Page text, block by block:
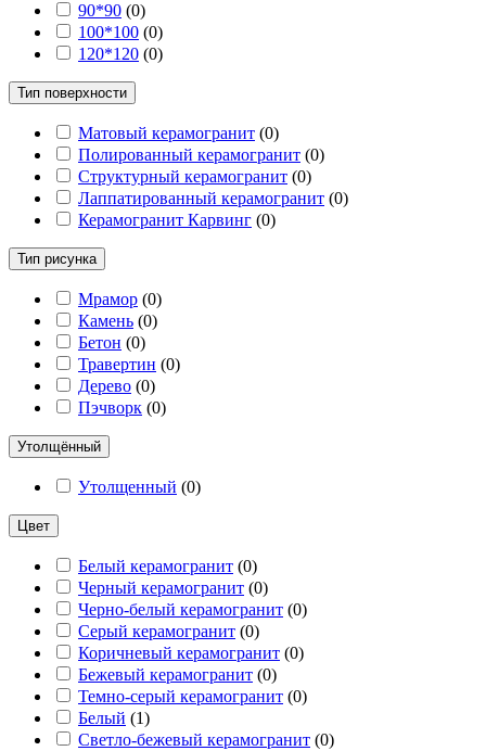
90*90 (0)
100*100 (0)
120*120 (0)
Тип поверхности
Матовый керамогранит (0)
Полированный керамогранит (0)
Структурный керамогранит (0)
Лаппатированный керамогранит (0)
Керамогранит Карвинг (0)
Тип рисунка
Мрамор (0)
Камень (0)
Бетон (0)
Травертин (0)
Дерево (0)
Пэчворк (0)
Утолщённый
Утолщенный (0)
Цвет
Белый керамогранит (0)
Черный керамогранит (0)
Черно-белый керамогранит (0)
Серый керамогранит (0)
Коричневый керамогранит (0)
Бежевый керамогранит (0)
Темно-серый керамогранит (0)
Белый (1)
Светло-бежевый керамогранит (0)